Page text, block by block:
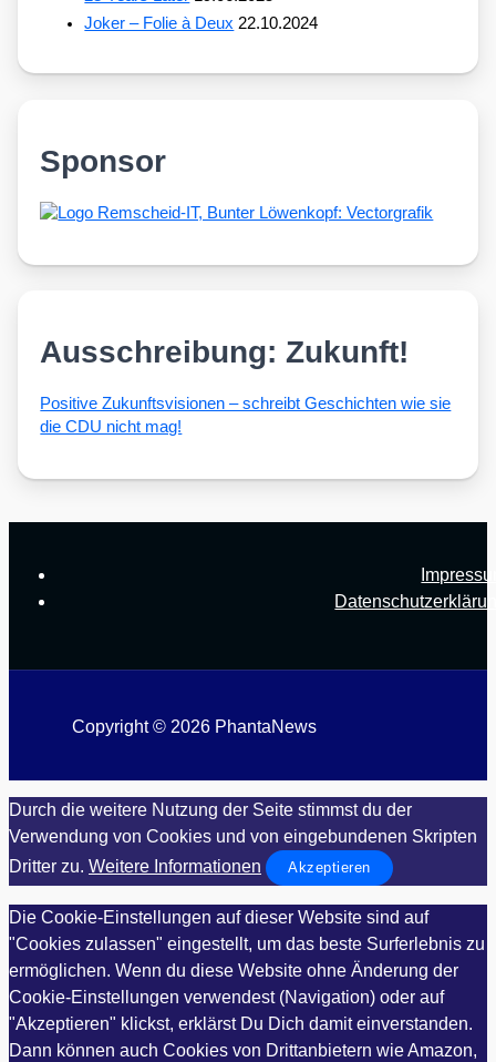
Joker – Folie à Deux 22.10.2024
Sponsor
Ausschreibung: Zukunft!
Posi­ti­ve Zukunfts­vi­sio­nen – schreibt Geschich­ten wie sie
die CDU nicht mag!
Copyright © 2026 PhantaNews
Durch die weitere Nutzung der Seite stimmst du der
Verwendung von Cookies und von eingebundenen Skripten
Dritter zu. Weitere Informationen Akzeptieren
Die Cookie-Einstellungen auf dieser Website sind auf
"Cookies zulassen" eingestellt, um das beste Surferlebnis zu
ermöglichen. Wenn du diese Website ohne Änderung der
Cookie-Einstellungen verwendest (Navigation) oder auf
"Akzeptieren" klickst, erklärst Du Dich damit einverstanden.
Dann können auch Cookies von Drittanbietern wie Amazon,